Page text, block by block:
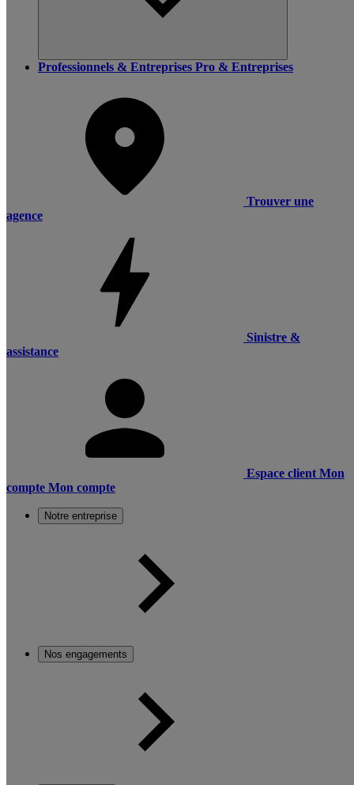
Professionnels & Entreprises Pro & Entreprises
Trouver une
agence
Sinistre &
assistance
Espace client Mon
compte Mon compte
Notre entreprise
Nos engagements